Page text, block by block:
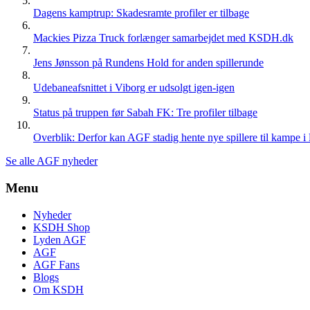
Dagens kamptrup: Skadesramte profiler er tilbage
Mackies Pizza Truck forlænger samarbejdet med KSDH.dk
Jens Jønsson på Rundens Hold for anden spillerunde
Udebaneafsnittet i Viborg er udsolgt igen-igen
Status på truppen før Sabah FK: Tre profiler tilbage
Overblik: Derfor kan AGF stadig hente nye spillere til kampe i
Se alle AGF nyheder
Menu
Nyheder
KSDH Shop
Lyden AGF
AGF
AGF Fans
Blogs
Om KSDH